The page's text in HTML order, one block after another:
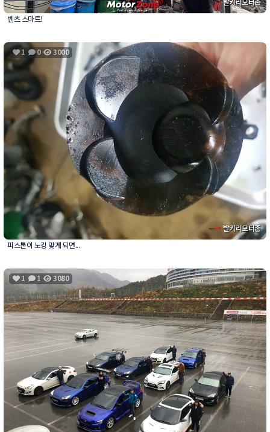
벤츠 스마트!
1 0 3000
발키리모터존
피스톤이 노킹 맞게 되면...
1 1 3080